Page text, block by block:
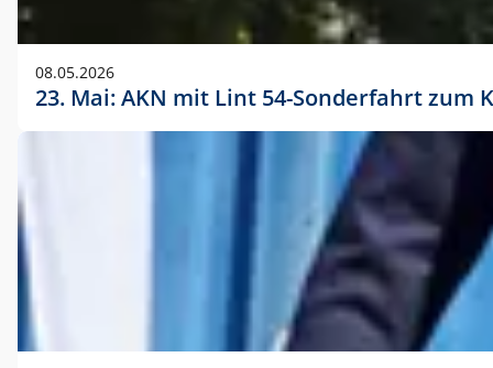
08.05.2026
23. Mai: AKN mit Lint 54-Sonderfahrt